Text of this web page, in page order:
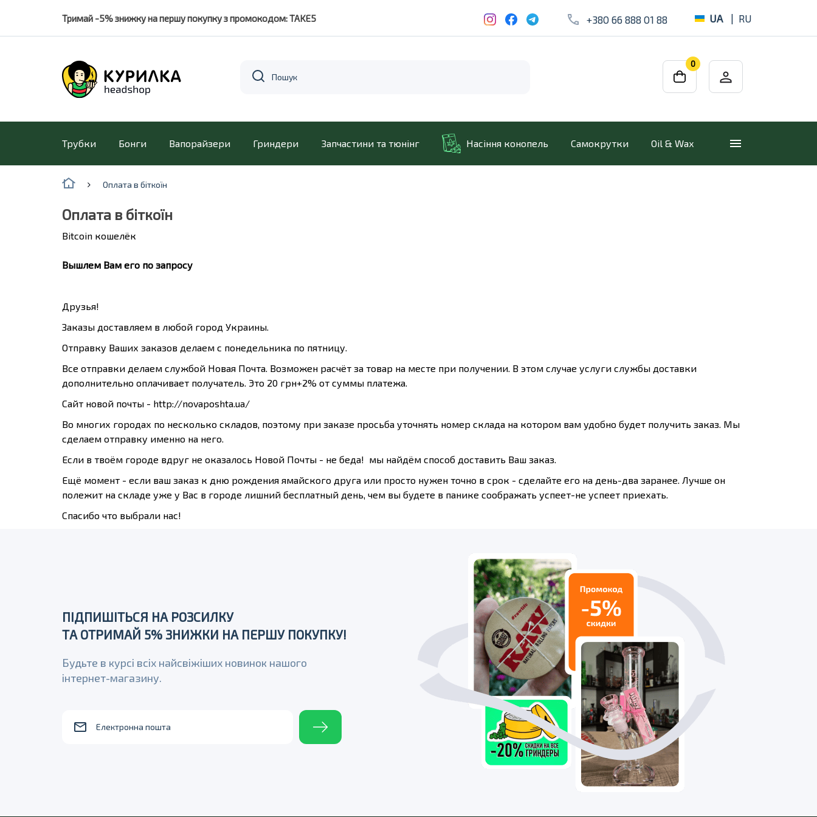
Тримай -5% знижку на першу покупку з промокодом: TAKE5 +380 66 888 01 88 UA | RU
0
Трубки Бонги Вапорайзери Гриндери Запчастини та тюнінг Насіння конопель Самокрутки Oil & Wax
Оплата в біткоїн
Оплата в біткоїн
Bitcoin кошелёк
Вышлем Вам его по запросу
Друзья!
Заказы доставляем в любой город Украины.
Отправку Ваших заказов делаем с понедельника по пятницу.
Все отправки делаем службой Новая Почта. Возможен расчёт за товар на месте при получении. В этом случае услуги службы доставки
дополнительно оплачивает получатель. Это 20 грн+2% от суммы платежа.
Сайт новой почты - http://novaposhta.ua/
Во многих городах по несколько складов, поэтому при заказе просьба уточнять номер склада на котором вам удобно будет получить заказ. Мы
сделаем отправку именно на него.
Если в твоём городе вдруг не оказалось Новой Почты - не беда! мы найдём способ доставить Ваш заказ.
Ещё момент - если ваш заказ к дню рождения ямайского друга или просто нужен точно в срок - сделайте его на день-два заранее. Лучше он
полежит на складе уже у Вас в городе лишний бесплатный день, чем вы будете в панике соображать успеет-не успеет приехать.
Спасибо что выбрали нас!
ПІДПИШІТЬСЯ НА РОЗСИЛКУ
ТА ОТРИМАЙ 5% ЗНИЖКИ НА ПЕРШУ ПОКУПКУ!
Будьте в курсі всіх найсвіжіших новинок нашого
інтернет-магазину.